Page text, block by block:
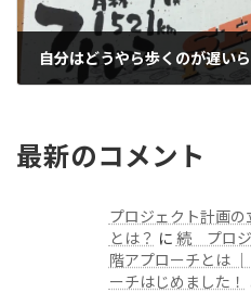
自分はどうやら歩くのが遅い
最新のコメント
プロジェクト計画
とは？ に 続 プロジ
階アプローチとは │
ーチはじめました！